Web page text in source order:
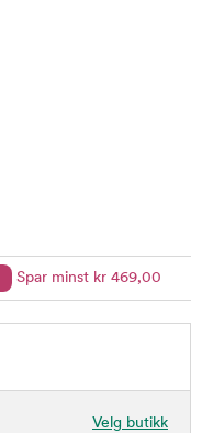
Spar minst kr 469,00
Velg butikk